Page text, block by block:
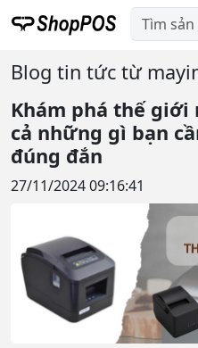
Blog tin tức từ
Khám phá thế giới
cả những gì bạn
đúng đắn
27/11/2024 09:16:41